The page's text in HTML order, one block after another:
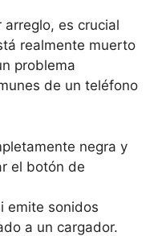
es crucial
realmente muerto
problema
de un teléfono
negra y
el botón de
emite sonidos
a un cargador.